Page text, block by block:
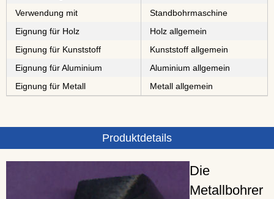
Verwendung mit
Standbohrmaschine
Eignung für Holz
Holz allgemein
Eignung für Kunststoff
Kunststoff allgemein
Eignung für Aluminium
Aluminium allgemein
Eignung für Metall
Metall allgemein
Produktdetails
Die
Metallbohrer